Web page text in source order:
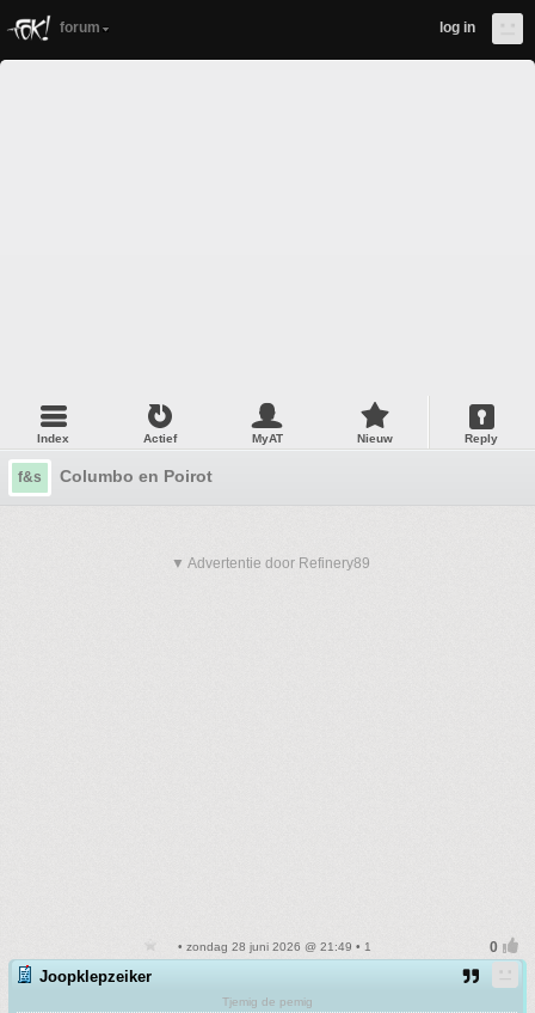
forum log in
Index Actief MyAT Nieuw Reply
f&s Columbo en Poirot
▼ Advertentie door Refinery89
• zondag 28 juni 2026 @ 21:49 • 1
Joopklepzeiker
Tjemig de pemig